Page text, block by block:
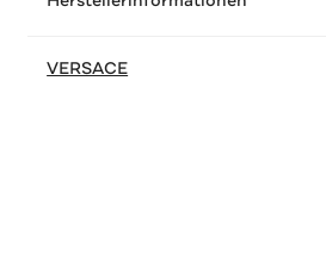
VERSACE